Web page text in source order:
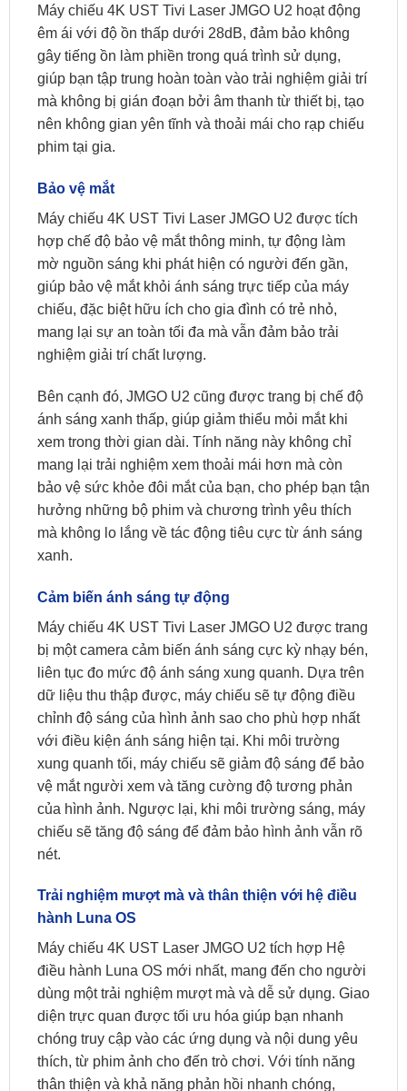
Máy chiếu 4K UST Tivi Laser JMGO U2 hoạt động
êm ái với độ ồn thấp dưới 28dB, đảm bảo không
gây tiếng ồn làm phiền trong quá trình sử dụng,
giúp bạn tập trung hoàn toàn vào trải nghiệm giải trí
mà không bị gián đoạn bởi âm thanh từ thiết bị, tạo
nên không gian yên tĩnh và thoải mái cho rạp chiếu
phim tại gia.
Bảo vệ mắt
Máy chiếu 4K UST Tivi Laser JMGO U2 được tích
hợp chế độ bảo vệ mắt thông minh, tự động làm
mờ nguồn sáng khi phát hiện có người đến gần,
giúp bảo vệ mắt khỏi ánh sáng trực tiếp của máy
chiếu, đặc biệt hữu ích cho gia đình có trẻ nhỏ,
mang lại sự an toàn tối đa mà vẫn đảm bảo trải
nghiệm giải trí chất lượng.
Bên cạnh đó, JMGO U2 cũng được trang bị chế độ
ánh sáng xanh thấp, giúp giảm thiểu mỏi mắt khi
xem trong thời gian dài. Tính năng này không chỉ
mang lại trải nghiệm xem thoải mái hơn mà còn
bảo vệ sức khỏe đôi mắt của bạn, cho phép bạn tận
hưởng những bộ phim và chương trình yêu thích
mà không lo lắng về tác động tiêu cực từ ánh sáng
xanh.
Cảm biến ánh sáng tự động
Máy chiếu 4K UST Tivi Laser JMGO U2 được trang
bị một camera cảm biến ánh sáng cực kỳ nhạy bén,
liên tục đo mức độ ánh sáng xung quanh. Dựa trên
dữ liệu thu thập được, máy chiếu sẽ tự động điều
chỉnh độ sáng của hình ảnh sao cho phù hợp nhất
với điều kiện ánh sáng hiện tại. Khi môi trường
xung quanh tối, máy chiếu sẽ giảm độ sáng để bảo
vệ mắt người xem và tăng cường độ tương phản
của hình ảnh. Ngược lại, khi môi trường sáng, máy
chiếu sẽ tăng độ sáng để đảm bảo hình ảnh vẫn rõ
nét.
Trải nghiệm mượt mà và thân thiện với hệ điều
hành Luna OS
Máy chiếu 4K UST Laser JMGO U2 tích hợp Hệ
điều hành Luna OS mới nhất, mang đến cho người
dùng một trải nghiệm mượt mà và dễ sử dụng. Giao
diện trực quan được tối ưu hóa giúp bạn nhanh
chóng truy cập vào các ứng dụng và nội dung yêu
thích, từ phim ảnh cho đến trò chơi. Với tính năng
thân thiện và khả năng phản hồi nhanh chóng,